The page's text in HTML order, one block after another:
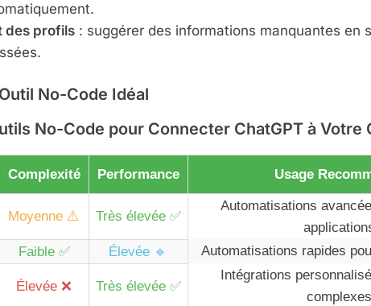
des profils : suggérer des informations manquantes en
No-Code Idéal
No-Code pour Connecter ChatGPT à Votre
Complexité Performance Usage
Moyenne ⚠️ Très élevée ✅
Automatisations
Faible ✅ Élevée 🔹 Automatisations rapides
Élevée ❌ Très élevée ✅
Intégrations
complexes